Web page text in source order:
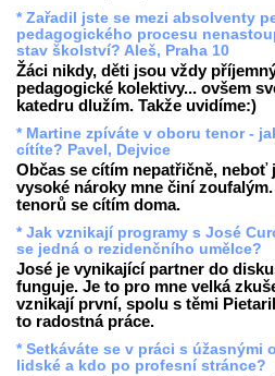
* Zařadil jste se mezi absolventy
pedagogického procesu
stav školství? Aleš, Praha 10
Žáci nikdy, děti jsou vždy
pedagogické kolektivy... ovšem
katedru dlužím. Takže uvidíme:)
* Martine zpíváte v oboru tenor -
cítíte? Pavel, Dejvice
Občas se cítím nepatřičně, neboť
vysoké nároky mne činí
tenorů se cítím doma.
* Jak vznikají programy s José
se jedná o rezidenčního umělce?
José je vynikající partner do
funguje. Je to pro mne velká
vznikají první, spolu s těmi
to radostná práce.
* Setkáváte se v práci s
lidské a kdo po profesní stránce?